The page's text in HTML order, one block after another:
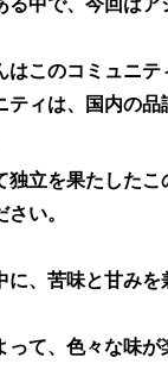
る中で、今回は
はこのコミュニ
ティは、国内の
独立を果たしたこ
い。
に、苦味と甘み
って、色々な味